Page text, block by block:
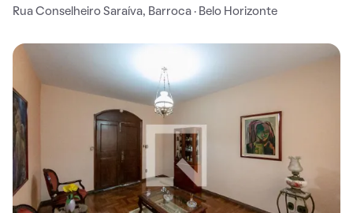
Rua Conselheiro Saraíva, Barroca · Belo Horizonte